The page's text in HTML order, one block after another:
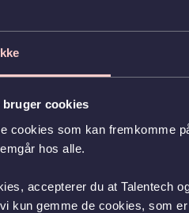
bruger cookies
cookies som kan fremkomme
hos alle.
accepterer du at Talentech
kun gemme de cookies, som